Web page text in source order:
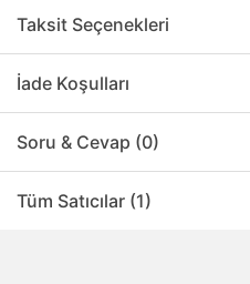
Taksit Seçenekleri
İade Koşulları
Soru & Cevap (0)
Tüm Satıcılar (1)